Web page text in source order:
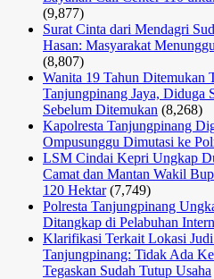
(9,877)
Surat Cinta dari Mendagri
Hasan: Masyarakat
(8,807)
Wanita 19 Tahun Ditemukan
Tanjungpinang Jaya, Diduga
Sebelum Ditemukan (8,268)
Kapolresta Tanjungpinang
Ompusunggu Dimutasi ke
LSM Cindai Kepri Ungkap
Camat dan Mantan Wakil
120 Hektar (7,749)
Polresta Tanjungpinang
Ditangkap di Pelabuhan
Klarifikasi Terkait Lokasi
Tanjungpinang: Tidak Ada
Tegaskan Sudah Tutup Usaha